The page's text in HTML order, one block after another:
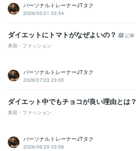
学歴
さいたま柔整専門学校
パーソナルトレーナーJTタク
2026/05/21 03:54
ダイエットにトマトがなぜよいの？
記事
美容・ファッション
パーソナルトレーナーJTタク
2026/07/23 23:00
ダイエット中でもチョコが良い理由とは？
美容・ファッション
パーソナルトレーナーJTタク
2026/06/29 03:56